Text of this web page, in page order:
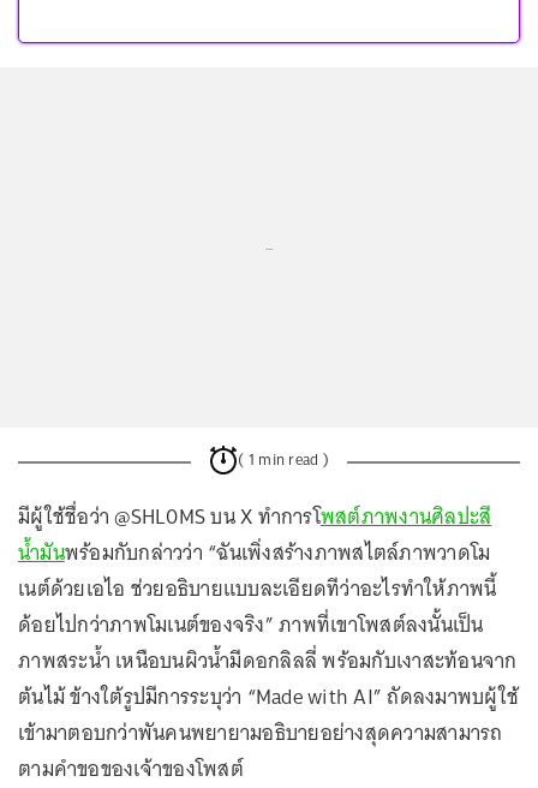
...
( 1 min read )
มีผู้ใช้ชื่อว่า @SHL0MS บน X ทำการโพสต์ภาพงานศิลปะสี
น้ำมันพร้อมกับกล่าวว่า “ฉันเพิ่งสร้างภาพสไตล์ภาพวาดโม
เนต์ด้วยเอไอ ช่วยอธิบายแบบละเอียดทีว่าอะไรทำให้ภาพนี้
ด้อยไปกว่าภาพโมเนต์ของจริง” ภาพที่เขาโพสต์ลงนั้นเป็น
ภาพสระน้ำ เหนือบนผิวน้ำมีดอกลิลลี่ พร้อมกับเงาสะท้อนจาก
ต้นไม้ ข้างใต้รูปมีการระบุว่า “Made with AI” ถัดลงมาพบผู้ใช้
เข้ามาตอบกว่าพันคนพยายามอธิบายอย่างสุดความสามารถ
ตามคำขอของเจ้าของโพสต์